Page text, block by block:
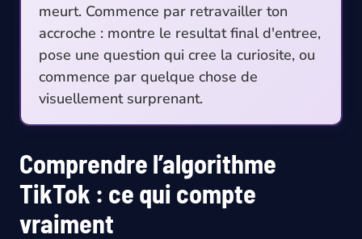
meurt. Commence par retravailler ton
accroche : montre le resultat final d'entree,
pose une question qui cree la curiosite, ou
commence par quelque chose de
visuellement surprenant.
Comprendre l’algorithme
TikTok : ce qui compte
vraiment